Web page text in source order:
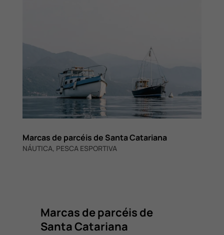
Marcas de parcéis de Santa Catariana
NÁUTICA, PESCA ESPORTIVA
Marcas de parcéis de
Santa Catariana